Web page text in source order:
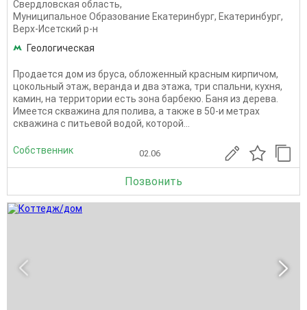
Свердловская область,
Муниципальное Образование Екатеринбург, Екатеринбург,
Верх-Исетский р-н
Геологическая
Продается дом из бруса, обложенный красным кирпичом,
цокольный этаж, веранда и два этажа, три спальни, кухня,
камин, на территории есть зона барбекю. Баня из дерева.
Имеется скважина для полива, а также в 50-и метрах
скважина с питьевой водой, которой...
Собственник 02.06
Позвонить